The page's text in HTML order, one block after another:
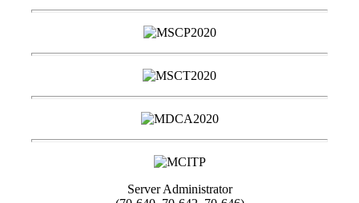
Server Administrator